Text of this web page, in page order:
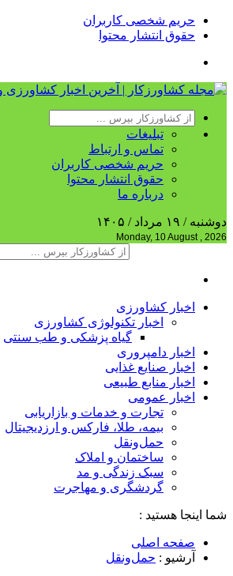
حریم شخصی کاربران
حقوق انتشار محتوا
تبلیغات
تماس و ارتباط
حریم شخصی کاربران
حقوق انتشار محتوا
درباره ما
دوشنبه / ۱۹ مرداد / ۱۴۰۵
Monday, 10 August , 2026
اخبار کشاورزی
اخبار تکنولوژی کشاورزی
گیاه پزشکی و طب سنتی
اخبار دامپروری
اخبار صنایع غذایی
اخبار منابع طبیعی
اخبار عمومی
تجارت و خدمات و بازاریابی
بیمه، طلا، فارکس و ارزدیجیتال
حمل‌و‌نقل
ساختمان و املاک
سبک زندگی و مد
گردشگری و مهاجرت
شما اینجا هستید :
صفحه اصلی
آرشیو : حمل‌و‌نقل